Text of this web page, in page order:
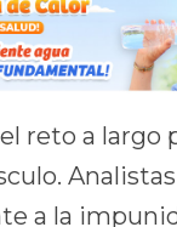
reto a largo
a la